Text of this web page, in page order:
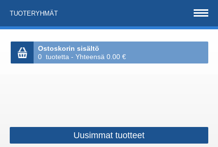
TUOTERYHMÄT
Ostoskorin sisältö
0 tuotetta - Yhteensä 0.00 €
Uusimmat tuotteet